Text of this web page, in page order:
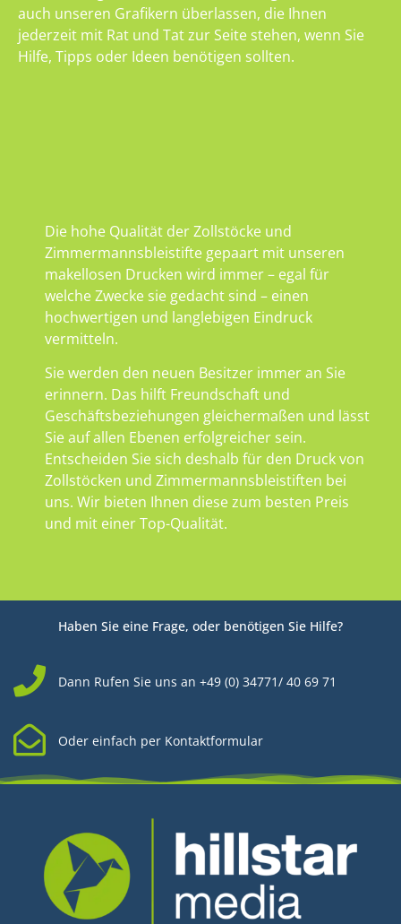
auch unseren Grafikern überlassen, die Ihnen
jederzeit mit Rat und Tat zur Seite stehen, wenn Sie
Hilfe, Tipps oder Ideen benötigen sollten.
Die hohe Qualität der Zollstöcke und
Zimmermannsbleistifte gepaart mit unseren
makellosen Drucken wird immer – egal für
welche Zwecke sie gedacht sind – einen
hochwertigen und langlebigen Eindruck
vermitteln.
Sie werden den neuen Besitzer immer an Sie
erinnern. Das hilft Freundschaft und
Geschäftsbeziehungen gleichermaßen und lässt
Sie auf allen Ebenen erfolgreicher sein.
Entscheiden Sie sich deshalb für den Druck von
Zollstöcken und Zimmermannsbleistiften bei
uns. Wir bieten Ihnen diese zum besten Preis
und mit einer Top-Qualität.
Haben Sie eine Frage, oder benötigen Sie Hilfe?
Dann Rufen Sie uns an +49 (0) 34771/ 40 69 71
Oder einfach per Kontaktformular